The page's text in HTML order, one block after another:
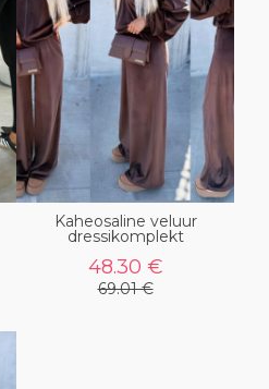
Kaheosaline veluur
dressikomplekt
48.30 €
69.01 €